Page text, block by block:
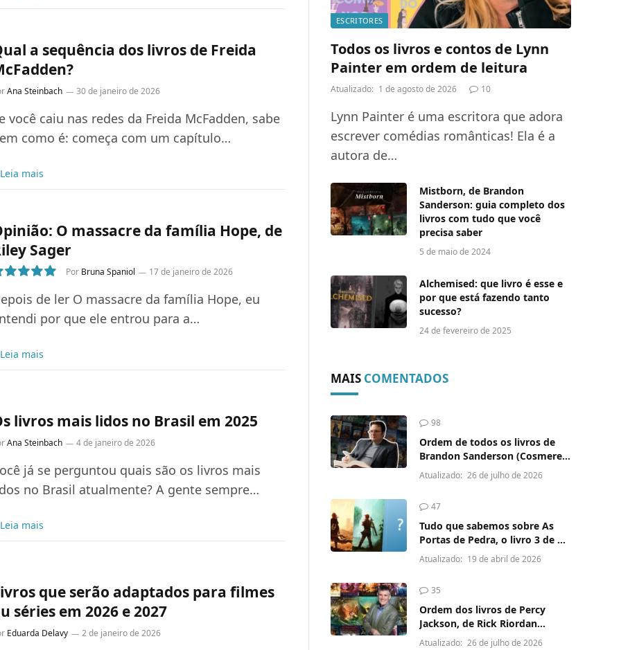
a sequência dos livros de Freida
Ana Steinbach 30 de janeiro de 2026
você caiu nas redes da Freida McFadden, sabe
como é: começa com um capítulo…
Leia mais
O massacre da família Hope, de
Sager
Por Bruna Spaniol 17 de janeiro de 2026
de ler O massacre da família Hope, eu
por que ele entrou para a…
Leia mais
livros mais lidos no Brasil em 2025
Ana Steinbach 4 de janeiro de 2026
já se perguntou quais são os livros mais
no Brasil atualmente? A gente sempre…
Leia mais
que serão adaptados para filmes
séries em 2026 e 2027
Eduarda Delavy 2 de janeiro de 2026
ESCRITORES
Todos os livros e contos de Lynn
Painter em ordem de leitura
Atualizado: 1 de agosto de 2026 10
Lynn Painter é uma escritora que adora
escrever comédias românticas! Ela é a
autora de…
Mistborn, de Brandon
Sanderson: guia completo dos
livros com tudo que você
precisa saber
5 de maio de 2024
Alchemised: que livro é esse e
por que está fazendo tanto
sucesso?
24 de fevereiro de 2025
MAIS COMENTADOS
98
Ordem de todos os livros de
Brandon Sanderson (Cosmere,
Cytoverse e outros)
Atualizado: 26 de julho de 2026
47
Tudo que sabemos sobre As
Portas de Pedra, o livro 3 de A
Crônica do Matador do Rei
Atualizado: 19 de abril de 2026
35
Ordem dos livros de Percy
Jackson, de Rick Riordan
(Atualizado 2026)
Atualizado: 26 de julho de 2026